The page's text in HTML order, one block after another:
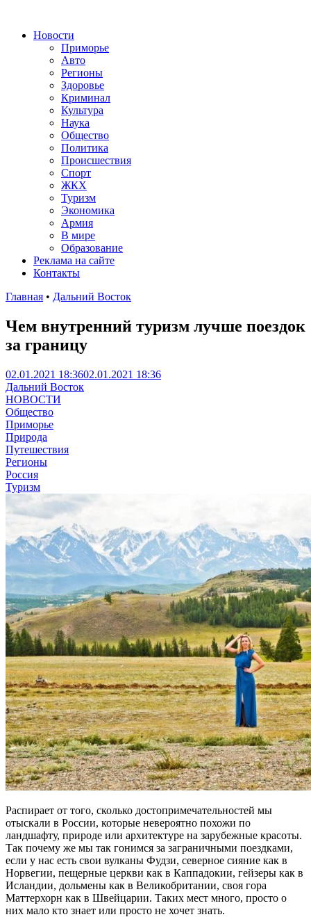
Новости
Приморье
Авто
Регионы
Здоровье
Криминал
Культура
Наука
Общество
Политика
Происшествия
Спорт
ЖКХ
Туризм
Экономика
Армия
В мире
Образование
Реклама на сайте
Контакты
Главная • Дальний Восток
Чем внутренний туризм лучше поездок
за границу
02.01.2021 18:3602.01.2021 18:36
Дальний Восток
НОВОСТИ
Общество
Приморье
Природа
Путешествия
Регионы
Россия
Туризм
Распирает от того, сколько достопримечательностей мы
отыскали в России, которые невероятно похожи по
ландшафту, природе или архитектуре на зарубежные красоты.
Так почему же мы так гонимся за заграничными поездками,
если у нас есть свои вулканы Фудзи, северное сияние как в
Норвегии, пещерные церкви как в Каппадокии, гейзеры как в
Исландии, дольмены как в Великобритании, своя гора
Маттерхорн как в Швейцарии. Таких мест много, просто о
них мало кто знает или просто не хочет знать.